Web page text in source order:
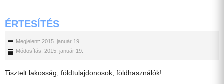
ÉRTESÍTÉS
Megjelent: 2015. január 19.
Módosítás: 2015. január 19.
Tisztelt lakosság, földtulajdonosok, földhasználók!